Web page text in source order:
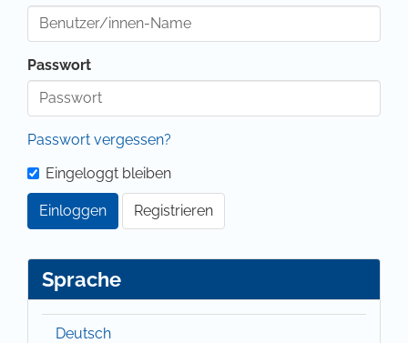
Passwort
Passwort vergessen?
Eingeloggt bleiben
Einloggen Registrieren
Sprache
Deutsch